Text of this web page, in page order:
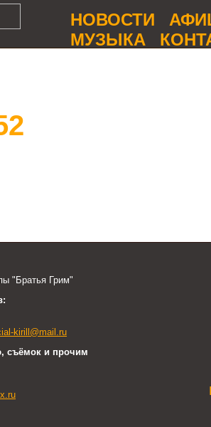
НОВОСТИ
МУЗЫКА
"Братья Грим"
kirill@mail.ru
съёмок и прочим